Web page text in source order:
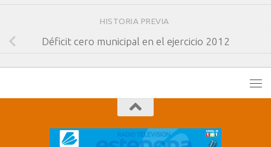
HISTORIA PREVIA
Déficit cero municipal en el ejercicio 2012